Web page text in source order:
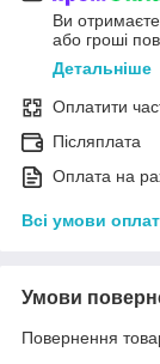
Ви
або гроші
Детальніше
Оплатити
Післяплата
Оплата на
Всі умови
Умови
Повернення